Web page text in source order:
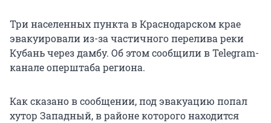
Три населенных пункта в Краснодарском крае
эвакуировали из-за частичного перелива реки
Кубань через дамбу. Об этом сообщили в Telegram-
канале оперштаба региона.
Как сказано в сообщении, под эвакуацию попал
хутор Западный, в районе которого находится